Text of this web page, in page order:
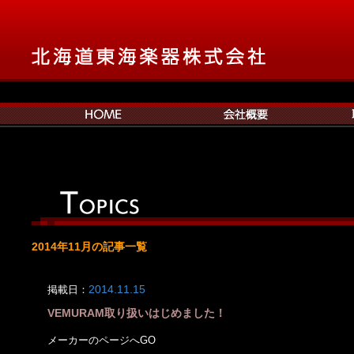
2014年11月の記事一覧
掲載日： 2014.11.15
VEMURAM取り扱いはじめました！
メーカーのページへGO